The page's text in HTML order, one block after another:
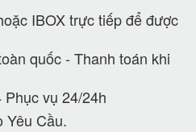
IBOX trực tiếp để được
quốc - Thanh toán khi
vụ 24/24h
Yêu Cầu.